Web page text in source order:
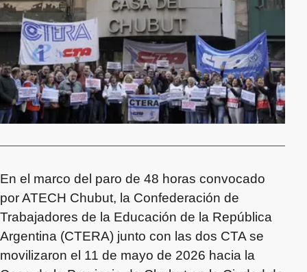
En el marco del paro de 48 horas convocado
por ATECH Chubut, la Confederación de
Trabajadores de la Educación de la República
Argentina (CTERA) junto con las dos CTA se
movilizaron el 11 de mayo de 2026 hacia la